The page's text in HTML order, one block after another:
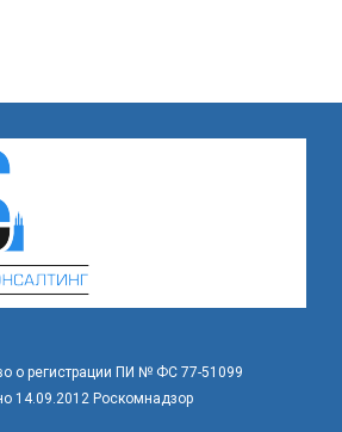
о регистрации ПИ № ФС 77-51099
14.09.2012 Роскомнадзор